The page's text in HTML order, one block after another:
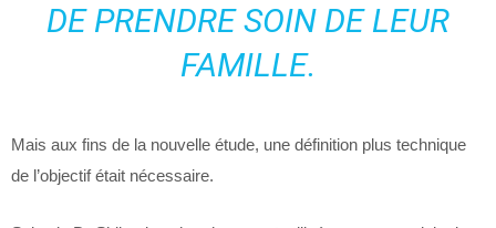
DE PRENDRE SOIN DE LEUR
FAMILLE.
Mais aux fins de la nouvelle étude, une définition plus technique
de l’objectif était nécessaire.